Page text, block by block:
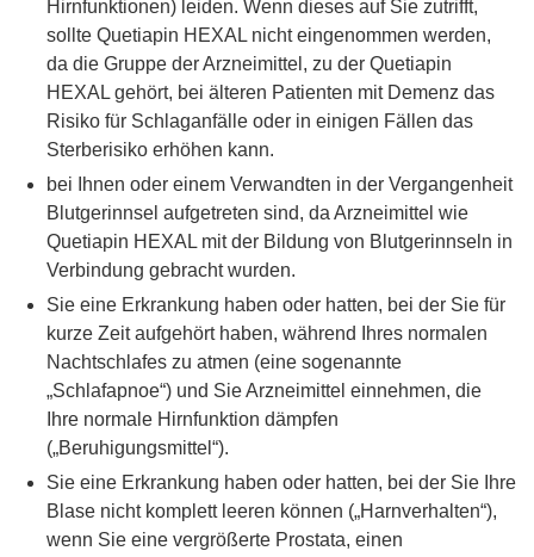
Hirnfunktionen) leiden. Wenn dieses auf Sie zutrifft,
sollte Quetiapin HEXAL nicht eingenommen werden,
da die Gruppe der Arzneimittel, zu der Quetiapin
HEXAL gehört, bei älteren Patienten mit Demenz das
Risiko für Schlaganfälle oder in einigen Fällen das
Sterberisiko erhöhen kann.
bei Ihnen oder einem Verwandten in der Vergangenheit
Blutgerinnsel aufgetreten sind, da Arzneimittel wie
Quetiapin HEXAL mit der Bildung von Blutgerinnseln in
Verbindung gebracht wurden.
Sie eine Erkrankung haben oder hatten, bei der Sie für
kurze Zeit aufgehört haben, während Ihres normalen
Nachtschlafes zu atmen (eine sogenannte
„Schlafapnoe“) und Sie Arzneimittel einnehmen, die
Ihre normale Hirnfunktion dämpfen
(„Beruhigungsmittel“).
Sie eine Erkrankung haben oder hatten, bei der Sie Ihre
Blase nicht komplett leeren können („Harnverhalten“),
wenn Sie eine vergrößerte Prostata, einen